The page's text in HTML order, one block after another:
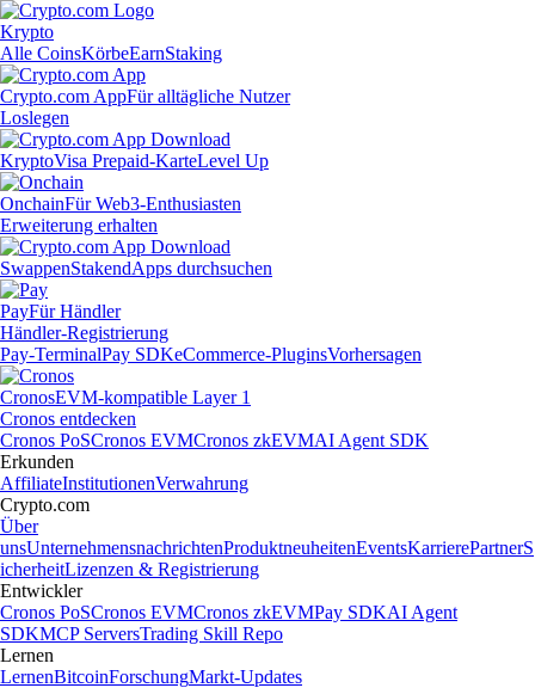
Krypto
Alle CoinsKörbeEarnStaking
Crypto.com AppFür alltägliche Nutzer
Loslegen
KryptoVisa Prepaid-KarteLevel Up
OnchainFür Web3-Enthusiasten
Erweiterung erhalten
SwappenStakendApps durchsuchen
PayFür Händler
Händler-Registrierung
Pay-TerminalPay SDKeCommerce-PluginsVorhersagen
CronosEVM-kompatible Layer 1
Cronos entdecken
Cronos PoSCronos EVMCronos zkEVMAI Agent SDK
Erkunden
AffiliateInstitutionenVerwahrung
Crypto.com
Über
unsUnternehmensnachrichtenProduktneuheitenEventsKarrierePartnerS
icherheitLizenzen & Registrierung
Entwickler
Cronos PoSCronos EVMCronos zkEVMPay SDKAI Agent
SDKMCP ServersTrading Skill Repo
Lernen
LernenBitcoinForschungMarkt-Updates